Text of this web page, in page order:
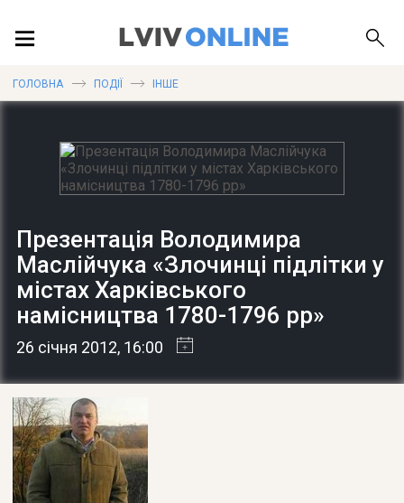
ДОВІДКА
ГОЛОВНА ПОДІЇ ІНШЕ
Презентація Володимира
Маслійчука «Злочинці підлітки у
містах Харківського
намісництва 1780-1796 рр»
26 січня 2012, 16:00